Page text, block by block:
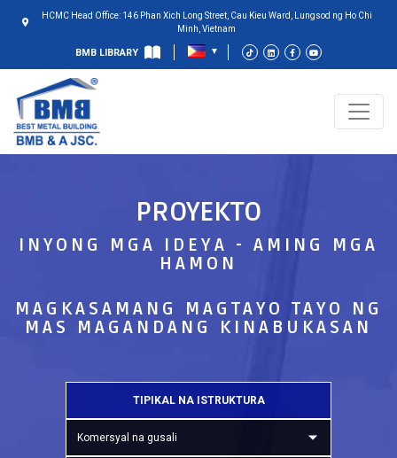
HCMC Head Office: 146 Phan Xich Long Street, Cau Kieu Ward, Lungsod ng Ho Chi
Minh, Vietnam
BMB LIBRARY
PROYEKTO
INYONG MGA IDEYA - AMING MGA
HAMON
MAGKASAMANG MAGTAYO TAYO NG
MAS MAGANDANG KINABUKASAN
TIPIKAL NA ISTRUKTURA
Komersyal na gusali